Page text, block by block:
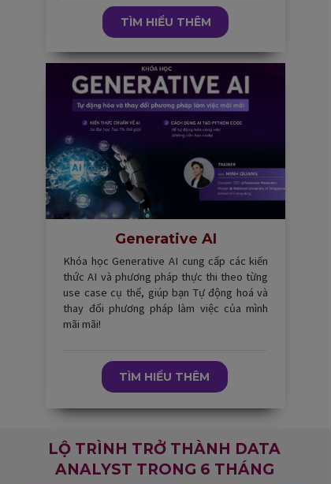
Khóa học Generative AI cung cấp các kiến
thức AI và phương pháp thực thi theo từng
use case cụ thể, giúp bạn Tự động hoá và
thay đổi phương pháp làm việc của mình
mãi mãi!
Generative AI
TÌM HIỂU THÊM
TÌM HIỂU THÊM
LỘ TRÌNH TRỞ THÀNH DATA
ANALYST TRONG 6 THÁNG